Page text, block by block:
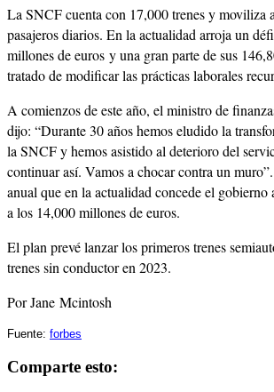
La SNCF cuenta con 17,000 trenes y moviliza
pasajeros diarios. En la actualidad arroja un
millones de euros y una gran parte de sus
tratado de modificar las prácticas laborales
A comienzos de este año, el ministro de
dijo: “Durante 30 años hemos eludido la
la SNCF y hemos asistido al deterioro del
continuar así. Vamos a chocar contra un
anual que en la actualidad concede el gobierno
a los 14,000 millones de euros.
El plan prevé lanzar los primeros trenes
trenes sin conductor en 2023.
Por Jane Mcintosh
Fuente: forbes
Comparte esto: